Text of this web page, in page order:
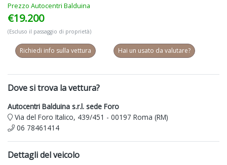
Prezzo Autocentri Balduina
€19.200
(Escluso il passaggio di proprietà)
Richiedi info sulla vettura Hai un usato da valutare?
Dove si trova la vettura?
Autocentri Balduina s.r.l. sede Foro
Via del Foro Italico, 439/451 - 00197 Roma (RM)
06 78461414
Dettagli del veicolo